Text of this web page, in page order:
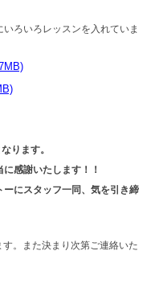
ろいろレッスンを入れていま
ります。
感謝いたします！！
にスタッフ一同、気を引き締
。また決まり次第ご連絡いた